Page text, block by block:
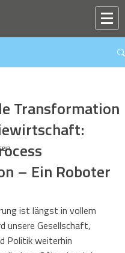
Transformation
– Ein Roboter
ist längst in vollem
unsere Gesellschaft,
Politik weiterhin